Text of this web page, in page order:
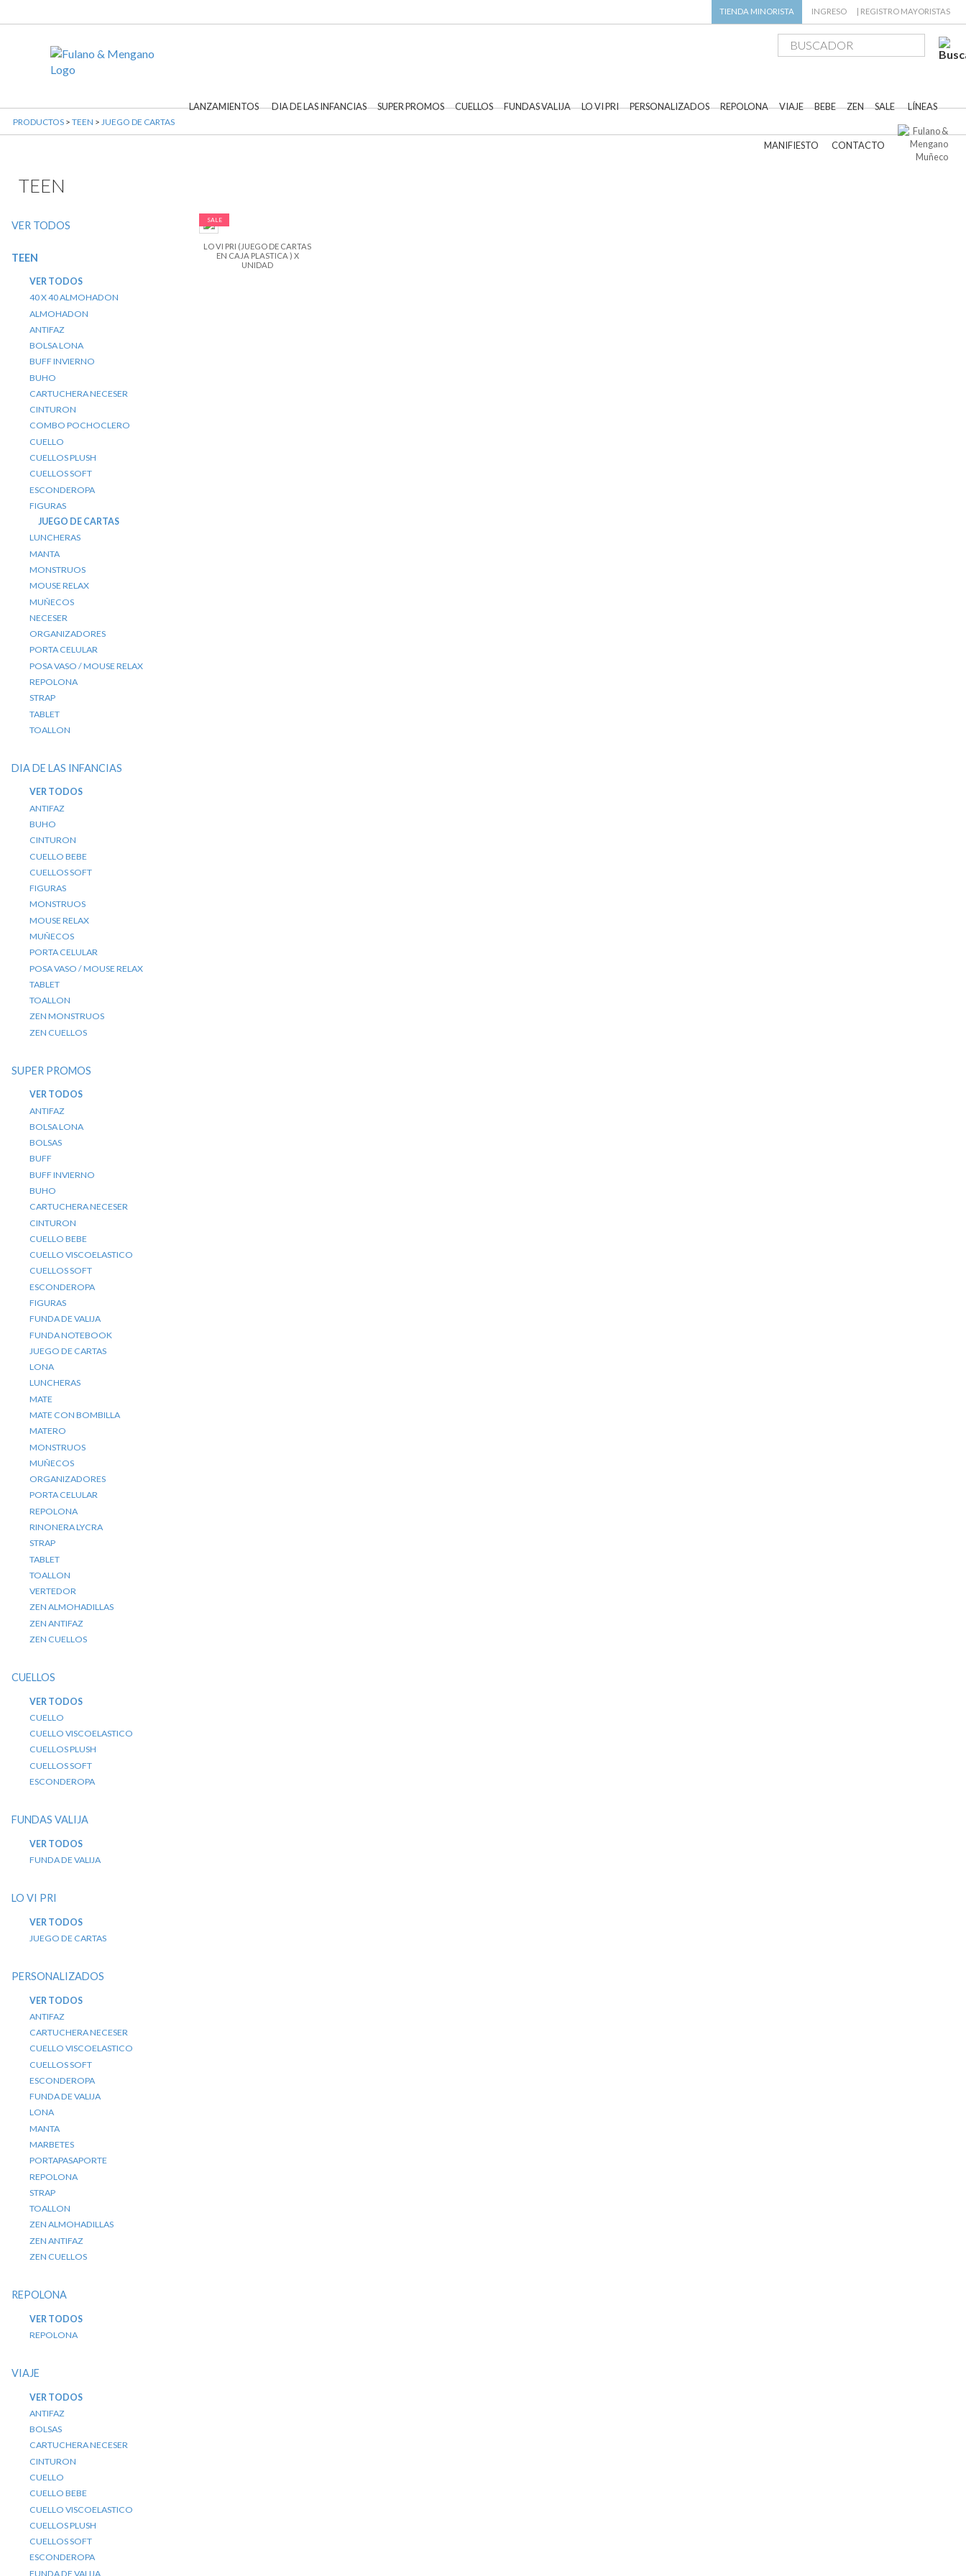
TIENDA MINORISTA INGRESO REGISTRO MAYORISTAS
LANZAMIENTOS DIA DE LAS INFANCIAS SUPER PROMOS CUELLOS FUNDAS VALIJA LO VI PRI PERSONALIZADOS REPOLONA VIAJE BEBE ZEN SALE LÍNEAS
MANIFIESTO CONTACTO
PRODUCTOS > TEEN > JUEGO DE CARTAS
TEEN
VER TODOS
TEEN
VER TODOS
40 X 40 ALMOHADON
ALMOHADON
ANTIFAZ
BOLSA LONA
BUFF INVIERNO
BUHO
CARTUCHERA NECESER
CINTURON
COMBO POCHOCLERO
CUELLO
CUELLOS PLUSH
CUELLOS SOFT
ESCONDEROPA
FIGURAS
JUEGO DE CARTAS
LUNCHERAS
MANTA
MONSTRUOS
MOUSE RELAX
MUÑECOS
NECESER
ORGANIZADORES
PORTA CELULAR
POSA VASO / MOUSE RELAX
REPOLONA
STRAP
TABLET
TOALLON
DIA DE LAS INFANCIAS
VER TODOS
ANTIFAZ
BUHO
CINTURON
CUELLO BEBE
CUELLOS SOFT
FIGURAS
MONSTRUOS
MOUSE RELAX
MUÑECOS
PORTA CELULAR
POSA VASO / MOUSE RELAX
TABLET
TOALLON
ZEN MONSTRUOS
ZEN CUELLOS
SUPER PROMOS
VER TODOS
ANTIFAZ
BOLSA LONA
BOLSAS
BUFF
BUFF INVIERNO
BUHO
CARTUCHERA NECESER
CINTURON
CUELLO BEBE
CUELLO VISCOELASTICO
CUELLOS SOFT
ESCONDEROPA
FIGURAS
FUNDA DE VALIJA
FUNDA NOTEBOOK
JUEGO DE CARTAS
LONA
LUNCHERAS
MATE
MATE CON BOMBILLA
MATERO
MONSTRUOS
MUÑECOS
ORGANIZADORES
PORTA CELULAR
REPOLONA
RINONERA LYCRA
STRAP
TABLET
TOALLON
VERTEDOR
ZEN ALMOHADILLAS
ZEN ANTIFAZ
ZEN CUELLOS
CUELLOS
VER TODOS
CUELLO
CUELLO VISCOELASTICO
CUELLOS PLUSH
CUELLOS SOFT
ESCONDEROPA
FUNDAS VALIJA
VER TODOS
FUNDA DE VALIJA
LO VI PRI
VER TODOS
JUEGO DE CARTAS
PERSONALIZADOS
VER TODOS
ANTIFAZ
CARTUCHERA NECESER
CUELLO VISCOELASTICO
CUELLOS SOFT
ESCONDEROPA
FUNDA DE VALIJA
LONA
MANTA
MARBETES
PORTAPASAPORTE
REPOLONA
STRAP
TOALLON
ZEN ALMOHADILLAS
ZEN ANTIFAZ
ZEN CUELLOS
REPOLONA
VER TODOS
REPOLONA
VIAJE
VER TODOS
ANTIFAZ
BOLSAS
CARTUCHERA NECESER
CINTURON
CUELLO
CUELLO BEBE
CUELLO VISCOELASTICO
CUELLOS PLUSH
CUELLOS SOFT
ESCONDEROPA
FUNDA DE VALIJA
SALE
LO VI PRI (JUEGO DE CARTAS
EN CAJA PLASTICA ) X
UNIDAD